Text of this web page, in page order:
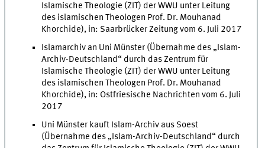
Islamische Theologie (ZIT) der WWU unter Leitung
des islamischen Theologen Prof. Dr. Mouhanad
Khorchide), in: Saarbrücker Zeitung vom 6. Juli 2017
Islamarchiv an Uni Münster (Übernahme des „Islam-
Archiv-Deutschland“ durch das Zentrum für
Islamische Theologie (ZIT) der WWU unter Leitung
des islamischen Theologen Prof. Dr. Mouhanad
Khorchide), in: Ostfriesische Nachrichten vom 6. Juli
2017
Uni Münster kauft Islam-Archiv aus Soest
(Übernahme des „Islam-Archiv-Deutschland“ durch